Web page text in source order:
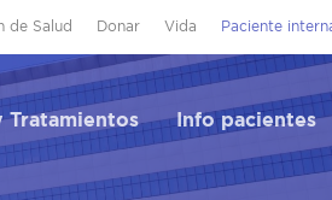
de Salud Donar Vida Paciente
Tratamientos Info pacientes